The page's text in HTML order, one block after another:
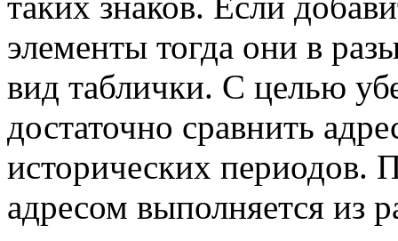
элементы тогда они в
вид таблички. С целью
достаточно сравнить
исторических периодов.
адресом выполняется из